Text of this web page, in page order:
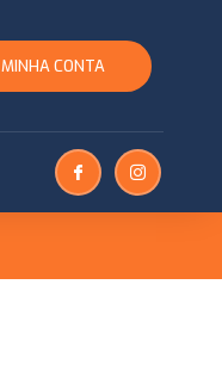
MINHA CONTA